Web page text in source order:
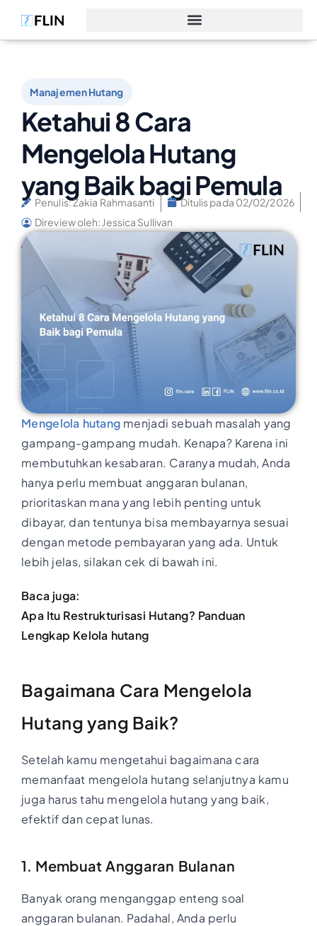
Manajemen Hutang
Ketahui 8 Cara
Mengelola Hutang
yang Baik bagi Pemula
Penulis:Zakia Rahmasanti Ditulis pada 02/02/2026
Direview oleh: Jessica Sullivan
Mengelola hutang menjadi sebuah masalah yang
gampang-gampang mudah. Kenapa? Karena ini
membutuhkan kesabaran. Caranya mudah, Anda
hanya perlu membuat anggaran bulanan,
prioritaskan mana yang lebih penting untuk
dibayar, dan tentunya bisa membayarnya sesuai
dengan metode pembayaran yang ada. Untuk
lebih jelas, silakan cek di bawah ini.
Baca juga:
Apa Itu Restrukturisasi Hutang? Panduan
Lengkap Kelola hutang
Bagaimana Cara Mengelola
Hutang yang Baik?
Setelah kamu mengetahui bagaimana cara
memanfaat mengelola hutang selanjutnya kamu
juga harus tahu mengelola hutang yang baik,
efektif dan cepat lunas.
1. Membuat Anggaran Bulanan
Banyak orang menganggap enteng soal
anggaran bulanan. Padahal, Anda perlu